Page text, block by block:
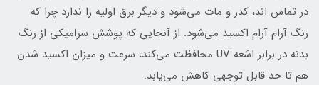
در تماس اند، کدر و مات می‌شود و دیگر برق اولیه را ندارد چرا که
رنگ آرام آرام اکسید می‌شود. از آنجایی که پوشش سرامیکی از رنگ
بدنه در برابر اشعه UV محافظت می‌کند، سرعت و میزان اکسید شدن
هم تا حد قابل توجهی کاهش می‌یابد.